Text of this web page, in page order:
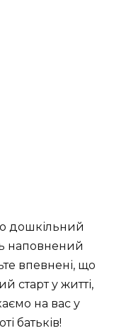
дошкільний
наповнений
впевнені, що
старт у житті,
на вас у
батьків!